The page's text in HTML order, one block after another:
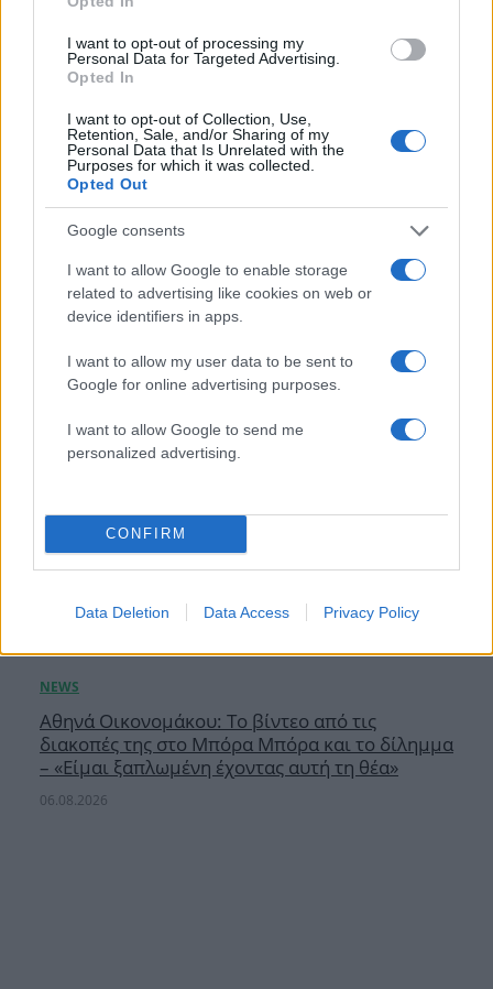
I want to opt-out of processing my
Personal Data for Targeted Advertising.
Opted In
I want to opt-out of Collection, Use,
Retention, Sale, and/or Sharing of my
Personal Data that Is Unrelated with the
Purposes for which it was collected.
Opted Out
Google consents
I want to allow Google to enable storage
related to advertising like cookies on web or
device identifiers in apps.
I want to allow my user data to be sent to
Google for online advertising purposes.
I want to allow Google to send me
personalized advertising.
CONFIRM
Data Deletion Data Access Privacy Policy
Η Κατερίνα Γερονικολού στην Λευκάδα:
Ποζάρει με καλοκαιρινή διάθεση στην πισίνα –
Φωτογραφίες
06.08.2026
Αθηνά Οικονομάκου: Το βίντεο από τις
διακοπές της στο Μπόρα Μπόρα και το δίλημμα
– «Είμαι ξαπλωμένη έχοντας αυτή τη θέα»
06.08.2026